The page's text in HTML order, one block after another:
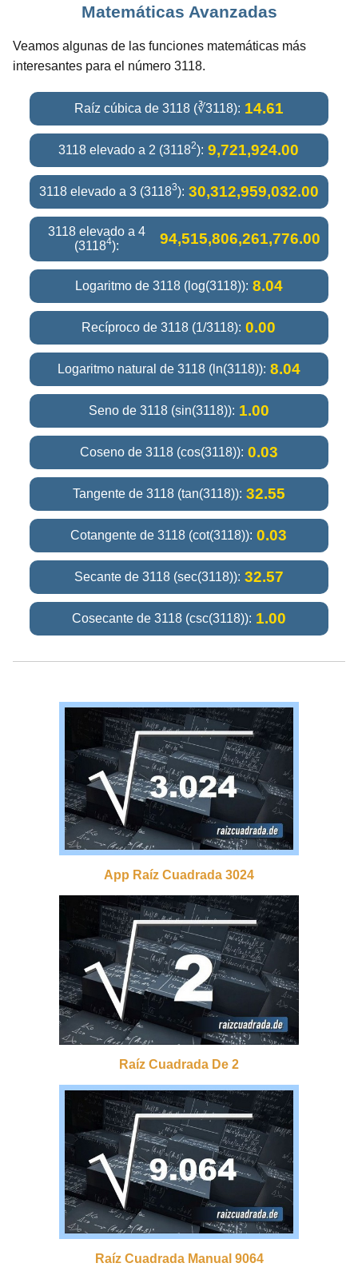
Matemáticas Avanzadas
Veamos algunas de las funciones matemáticas más
interesantes para el número 3118.
Raíz cúbica de 3118 (∛3118): 14.61
3118 elevado a 2 (31182): 9,721,924.00
3118 elevado a 3 (31183): 30,312,959,032.00
3118 elevado a 4
(31184): 94,515,806,261,776.00
Logaritmo de 3118 (log(3118)): 8.04
Recíproco de 3118 (1/3118): 0.00
Logaritmo natural de 3118 (ln(3118)): 8.04
Seno de 3118 (sin(3118)): 1.00
Coseno de 3118 (cos(3118)): 0.03
Tangente de 3118 (tan(3118)): 32.55
Cotangente de 3118 (cot(3118)): 0.03
Secante de 3118 (sec(3118)): 32.57
Cosecante de 3118 (csc(3118)): 1.00
App Raíz Cuadrada 3024
Raíz Cuadrada De 2
Raíz Cuadrada Manual 9064